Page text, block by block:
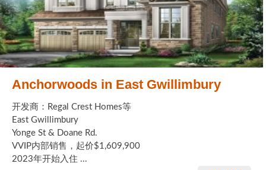
Anchorwoods in East Gwillimbury
开发商：Regal Crest Homes等
East Gwillimbury
Yonge St & Doane Rd.
VVIP内部销售，起价$1,609,900
2023年开始入住 ...